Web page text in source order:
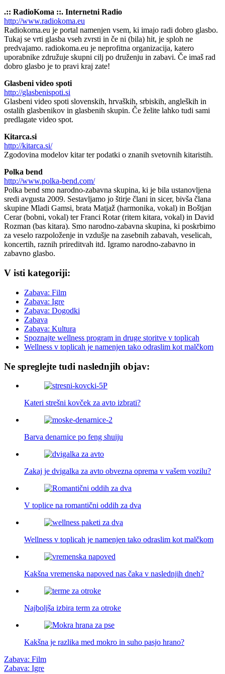
.:: RadioKoma ::. Internetni Radio
http://www.radiokoma.eu
Radiokoma.eu je portal namenjen vsem, ki imajo radi dobro glasbo.
Tukaj se vrti glasba vseh zvrsti in če ni (bila) hit, je sploh ne
predvajamo. radiokoma.eu je neprofitna organizacija, katero
uporabnike združuje skupni cilj po druženju in zabavi. Če imaš rad
dobro glasbo je to pravi kraj zate!
Glasbeni video spoti
http://glasbenispoti.si
Glasbeni video spoti slovenskih, hrvaških, srbiskih, angleških in
ostalih glasbenikov in glasbenih skupin. Če želite lahko tudi sami
predlagate video spot.
Kitarca.si
http://kitarca.si/
Zgodovina modelov kitar ter podatki o znanih svetovnih kitaristih.
Polka bend
http://www.polka-bend.com/
Polka bend smo narodno-zabavna skupina, ki je bila ustanovljena
sredi avgusta 2009. Sestavljamo jo štirje člani in sicer, bivša člana
skupine Mladi Gamsi, brata Matjaž (harmonika, vokal) in Boštjan
Cerar (bobni, vokal) ter Franci Rotar (ritem kitara, vokal) in David
Rozman (bas kitara). Smo narodno-zabavna skupina, ki poskrbimo
za veselo razpoloženje in vzdušje na zasebnih zabavah, veselicah,
koncertih, raznih prireditvah itd. Igramo narodno-zabavno in
zabavno glasbo.
V isti kategoriji:
Zabava: Film
Zabava: Igre
Zabava: Dogodki
Zabava
Zabava: Kultura
Spoznajte wellness program in druge storitve v toplicah
Wellness v toplicah je namenjen tako odraslim kot malčkom
Ne spreglejte tudi naslednjih objav:
Kateri strešni kovček za avto izbrati?
Barva denarnice po feng shuiju
Zakaj je dvigalka za avto obvezna oprema v vašem vozilu?
V toplice na romantični oddih za dva
Wellness v toplicah je namenjen tako odraslim kot malčkom
Kakšna vremenska napoved nas čaka v naslednjih dneh?
Najboljša izbira term za otroke
Kakšna je razlika med mokro in suho pasjo hrano?
Post
Zabava: Film
Zabava: Igre